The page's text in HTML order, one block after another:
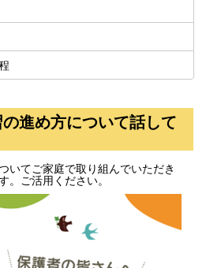
の進め方について話して
いてご家庭で取り組んでいただき
。ご活用ください。